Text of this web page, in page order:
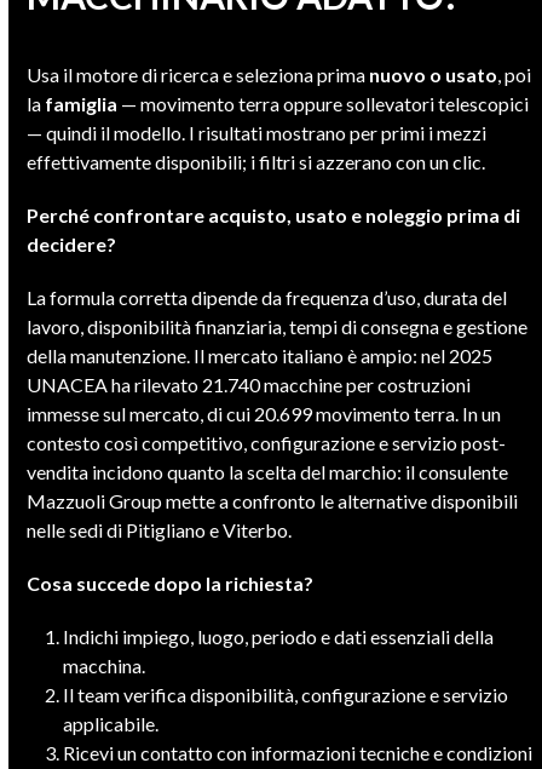
Usa il motore di ricerca e seleziona prima nuovo o usato, poi
la famiglia — movimento terra oppure sollevatori telescopici
— quindi il modello. I risultati mostrano per primi i mezzi
effettivamente disponibili; i filtri si azzerano con un clic.
Perché confrontare acquisto, usato e noleggio prima di
decidere?
La formula corretta dipende da frequenza d’uso, durata del
lavoro, disponibilità finanziaria, tempi di consegna e gestione
della manutenzione. Il mercato italiano è ampio: nel 2025
UNACEA ha rilevato 21.740 macchine per costruzioni
immesse sul mercato, di cui 20.699 movimento terra. In un
contesto così competitivo, configurazione e servizio post-
vendita incidono quanto la scelta del marchio: il consulente
Mazzuoli Group mette a confronto le alternative disponibili
nelle sedi di Pitigliano e Viterbo.
Cosa succede dopo la richiesta?
Indichi impiego, luogo, periodo e dati essenziali della
macchina.
Il team verifica disponibilità, configurazione e servizio
applicabile.
Ricevi un contatto con informazioni tecniche e condizioni